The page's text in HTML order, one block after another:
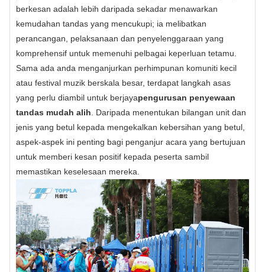
berkesan adalah lebih daripada sekadar menawarkan
kemudahan tandas yang mencukupi; ia melibatkan
perancangan, pelaksanaan dan penyelenggaraan yang
komprehensif untuk memenuhi pelbagai keperluan tetamu.
Sama ada anda menganjurkan perhimpunan komuniti kecil
atau festival muzik berskala besar, terdapat langkah asas
yang perlu diambil untuk berjayapengurusan penyewaan
tandas mudah alih. Daripada menentukan bilangan unit dan
jenis yang betul kepada mengekalkan kebersihan yang betul,
aspek-aspek ini penting bagi penganjur acara yang bertujuan
untuk memberi kesan positif kepada peserta sambil
memastikan keselesaan mereka.